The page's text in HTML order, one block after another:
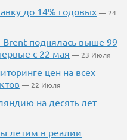
до 14% годовых — 24
поднялась выше 99
с 22 мая — 23 Июля
цен на всех
— 22 Июля
на десять лет
летим в реалии